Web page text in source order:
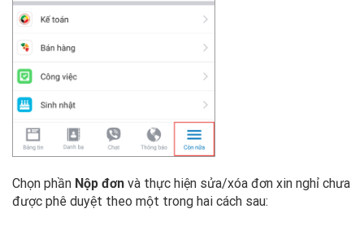
Chọn phần Nộp đơn và thực hiện sửa/xóa đơn xin nghỉ chưa
được phê duyệt theo một trong hai cách sau: